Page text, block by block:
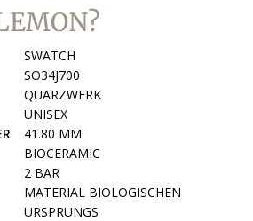
SWATCH
SO34J700
QUARZWERK
UNISEX
41.80 MM
BIOCERAMIC
2 BAR
MATERIAL BIOLOGISCHEN
URSPRUNGS